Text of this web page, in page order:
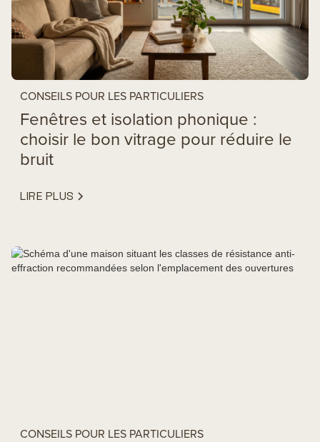
CONSEILS POUR LES PARTICULIERS
Fenêtres et isolation phonique :
choisir le bon vitrage pour réduire le
bruit
LIRE PLUS
CONSEILS POUR LES PARTICULIERS